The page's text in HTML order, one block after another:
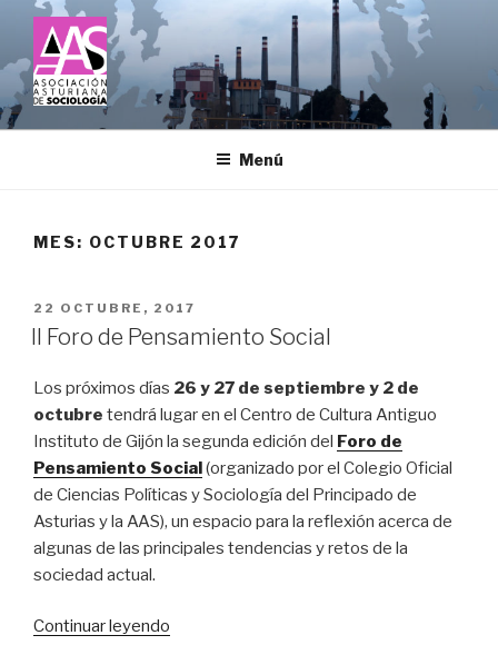
Saltar
contenido
ASOCIACIÓN ASTURIANA DE
SOCIOLOGÍA
Menú
MES: OCTUBRE 2017
PUBLICADO
EL
22 OCTUBRE, 2017
II Foro de Pensamiento Social
Los próximos días 26 y 27 de septiembre y 2 de
octubre tendrá lugar en el Centro de Cultura Antiguo
Instituto de Gijón la segunda edición del Foro de
Pensamiento Social(organizado por el Colegio Oficial
de Ciencias Políticas y Sociología del Principado de
Asturias y la AAS), un espacio para la reflexión acerca de
algunas de las principales tendencias y retos de la
sociedad actual.
Continuar leyendo